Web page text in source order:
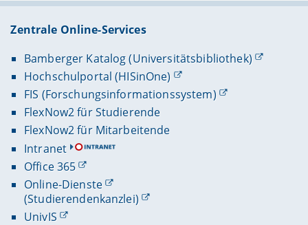
Zentrale Online-Services
Bamberger Katalog (Universitätsbibliothek)
Hochschulportal (HISinOne)
FIS (Forschungsinformationssystem)
FlexNow2 für Studierende
FlexNow2 für Mitarbeitende
Intranet
Office 365
Online-Dienste
(Studierendenkanzlei)
UnivIS